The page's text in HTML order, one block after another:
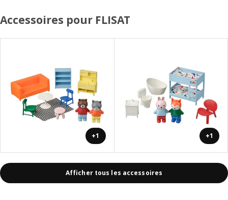
Accessoires pour FLISAT
+1 +1
Afficher tous les accessoires